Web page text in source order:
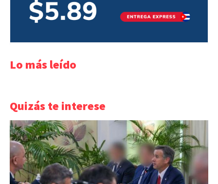
Lo más leído
Quizás te interese